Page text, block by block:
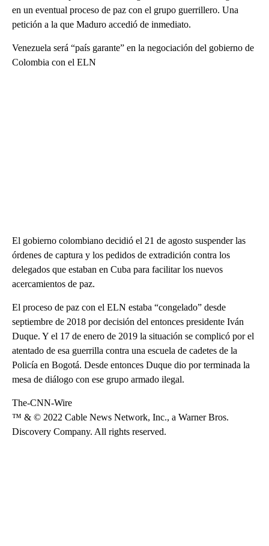
en un eventual proceso de paz con el grupo guerrillero. Una
petición a la que Maduro accedió de inmediato.
Venezuela será “país garante” en la negociación del gobierno de
Colombia con el ELN
El gobierno colombiano decidió el 21 de agosto suspender las
órdenes de captura y los pedidos de extradición contra los
delegados que estaban en Cuba para facilitar los nuevos
acercamientos de paz.
El proceso de paz con el ELN estaba “congelado” desde
septiembre de 2018 por decisión del entonces presidente Iván
Duque. Y el 17 de enero de 2019 la situación se complicó por el
atentado de esa guerrilla contra una escuela de cadetes de la
Policía en Bogotá. Desde entonces Duque dio por terminada la
mesa de diálogo con ese grupo armado ilegal.
The-CNN-Wire
™ & © 2022 Cable News Network, Inc., a Warner Bros.
Discovery Company. All rights reserved.